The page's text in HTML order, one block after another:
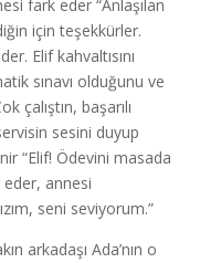
fark eder “Anlaşılan
için teşekkürler.
Elif kahvaltısını
sınavı olduğunu ve
çalıştın, başarılı
sesini duyup
“Elif! Ödevini masada
annesi
seni seviyorum.”
arkadaşı Ada’nın o